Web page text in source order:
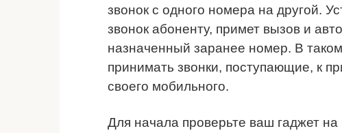
звонок с одного номера на другой.
звонок абоненту, примет вызов и
назначенный заранее номер. В
принимать звонки, поступающие, к
своего мобильного.
Для начала проверьте ваш гаджет